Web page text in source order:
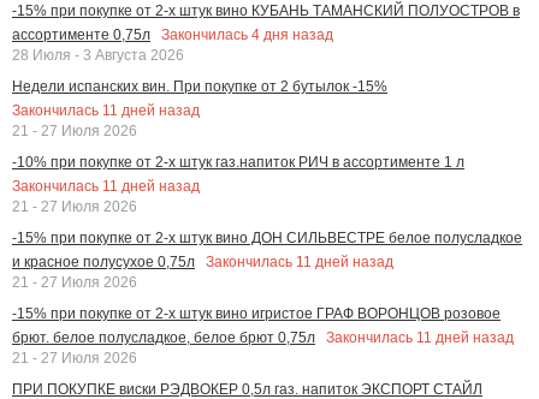
-15% при покупке от 2-х штук вино КУБАНЬ ТАМАНСКИЙ ПОЛУОСТРОВ в
ассортименте 0,75л
Закончилась 4 дня назад
28 Июля - 3 Августа 2026
Недели испанских вин. При покупке от 2 бутылок -15%
Закончилась 11 дней назад
21 - 27 Июля 2026
-10% при покупке от 2-х штук газ.напиток РИЧ в ассортименте 1 л
Закончилась 11 дней назад
21 - 27 Июля 2026
-15% при покупке от 2-х штук вино ДОН СИЛЬВЕСТРЕ белое полусладкое
и красное полусухое 0,75л
Закончилась 11 дней назад
21 - 27 Июля 2026
-15% при покупке от 2-х штук вино игристое ГРАФ ВОРОНЦОВ розовое
брют. белое полусладкое, белое брют 0,75л
Закончилась 11 дней назад
21 - 27 Июля 2026
ПРИ ПОКУПКЕ виски РЭДВОКЕР 0,5л газ. напиток ЭКСПОРТ СТАЙЛ